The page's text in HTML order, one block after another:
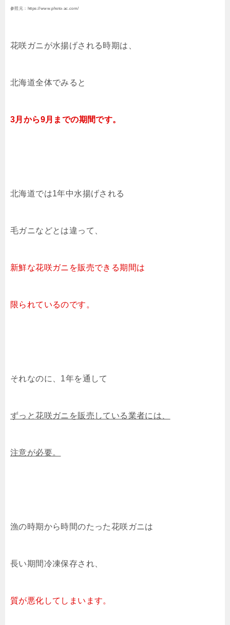
参照元：https://www.photo-ac.com/
花咲ガニが水揚げされる時期は、
北海道全体でみると
3月から9月までの期間です。
北海道では1年中水揚げされる
毛ガニなどとは違って、
新鮮な花咲ガニを販売できる期間は
限られているのです。
それなのに、1年を通して
ずっと花咲ガニを販売している業者には、
注意が必要。
漁の時期から時間のたった花咲ガニは
長い期間冷凍保存され、
質が悪化してしまいます。